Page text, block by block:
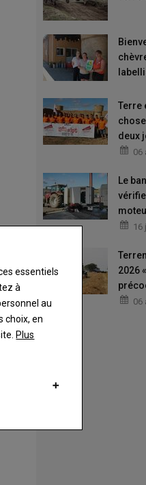
Terre
deux
06
Le
16
2026
06
essentiels
à
au
choix, en
Plus